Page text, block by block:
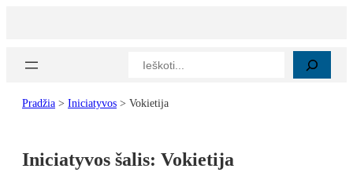
Paieška
Pradžia > Iniciatyvos > Vokietija
Iniciatyvos šalis: Vokietija